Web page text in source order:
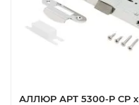
АЛЛЮР АРТ 5300-P CP